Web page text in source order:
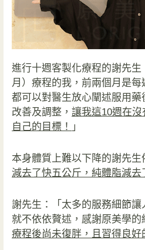
進行十週客製化療程的謝先生
月）療程的我，前兩個月是
都可以對醫生放心闡述服用
改善及調整， 讓我這10週在
自己的目標！ 」
本身體質上難以下降的謝先
減去了快五公斤，純體脂減去
謝先生：「太多的服務細節
就不依依贅述，感謝原美學
療程後尚未復胖，且習得良好